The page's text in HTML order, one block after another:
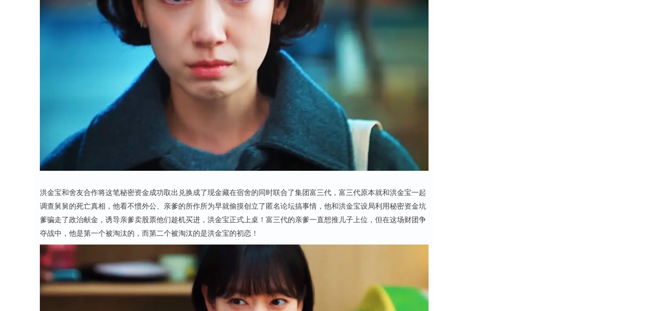
洪金宝和舍友合作将这笔秘密资金成功取出兑换成了现金藏在宿舍的同时联合了集团富三代，富三代原本就和洪金宝一起
调查舅舅的死亡真相，他看不惯外公、亲爹的所作所为早就偷摸创立了匿名论坛搞事情，他和洪金宝设局利用秘密资金坑
爹骗走了政治献金，诱导亲爹卖股票他们趁机买进，洪金宝正式上桌！富三代的亲爹一直想推儿子上位，但在这场财团争
夺战中，他是第一个被淘汰的，而第二个被淘汰的是洪金宝的初恋！